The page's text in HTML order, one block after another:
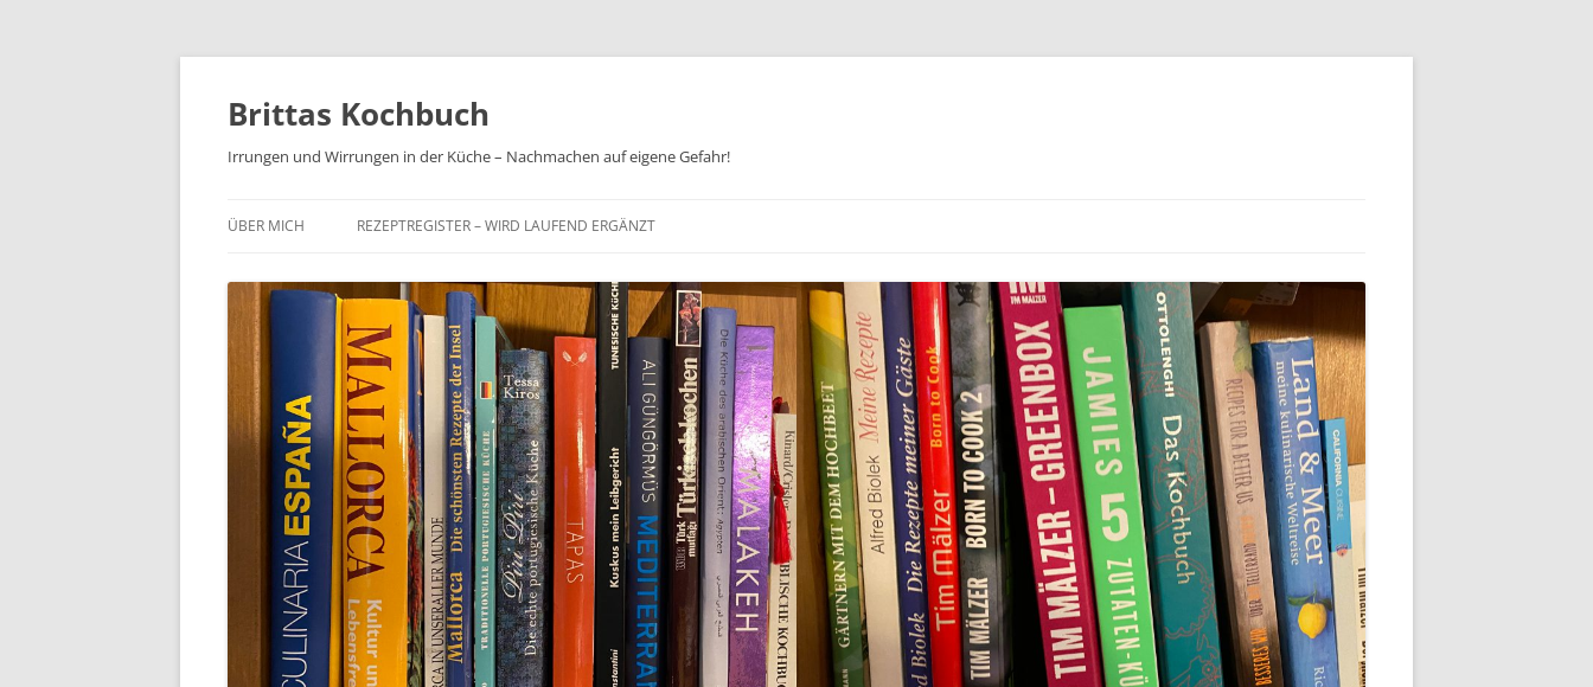
Brittas Kochbuch
Irrungen und Wirrungen in der Küche – Nachmachen auf eigene Gefahr!
ÜBER MICH REZEPTREGISTER – WIRD LAUFEND ERGÄNZT